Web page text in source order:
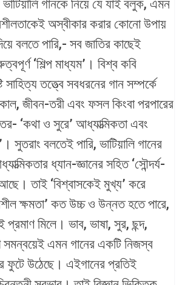
গানকে নিয়ে যে যাই বলুক, এমন
অস্বীকার করার কোনো উপায়
বলতে পারি,- সব জাতির কাছেই
‘শিল্প মাধ্যম’। বিশ্ব কবি
সাহিত্য তত্ত্বে সবধরনের গান সম্পর্কে
জীবন-তরী এবং ফসল কিংবা পরপারের
‘কথা ও সুরে’ আধ্যাত্মিকতা এবং
সুতরাং বলতেই পারি, ভাটিয়ালি গানের
ধ্যান-জ্ঞানের সহিত ‘সৌন্দর্য-
আছে। তাই ‘বিশ্বাসকেই মুখ্য’ করে
ক্ষমতা’ কত উচ্চ ও উন্নত হতে পারে,
প্রমাণ মিলে। ভাব, ভাষা, সুর, ছন্দ,
সমন্বয়েই এমন গানের একটি নিজস্ব
ফুটে উঠেছে। এইগানের প্রতিই